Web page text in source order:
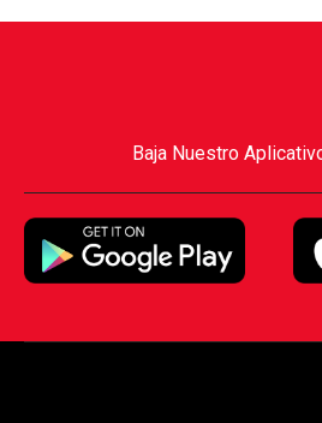
Baja Nuestro